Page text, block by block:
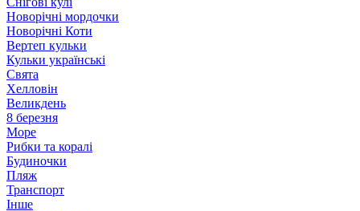
Новорічні мордочки
Новорічні Коти
Вертеп кульки
Кульки українські
Свята
Хелловін
Великдень
8 березня
Море
Рибки та коралі
Будиночки
Пляж
Транспорт
Інше